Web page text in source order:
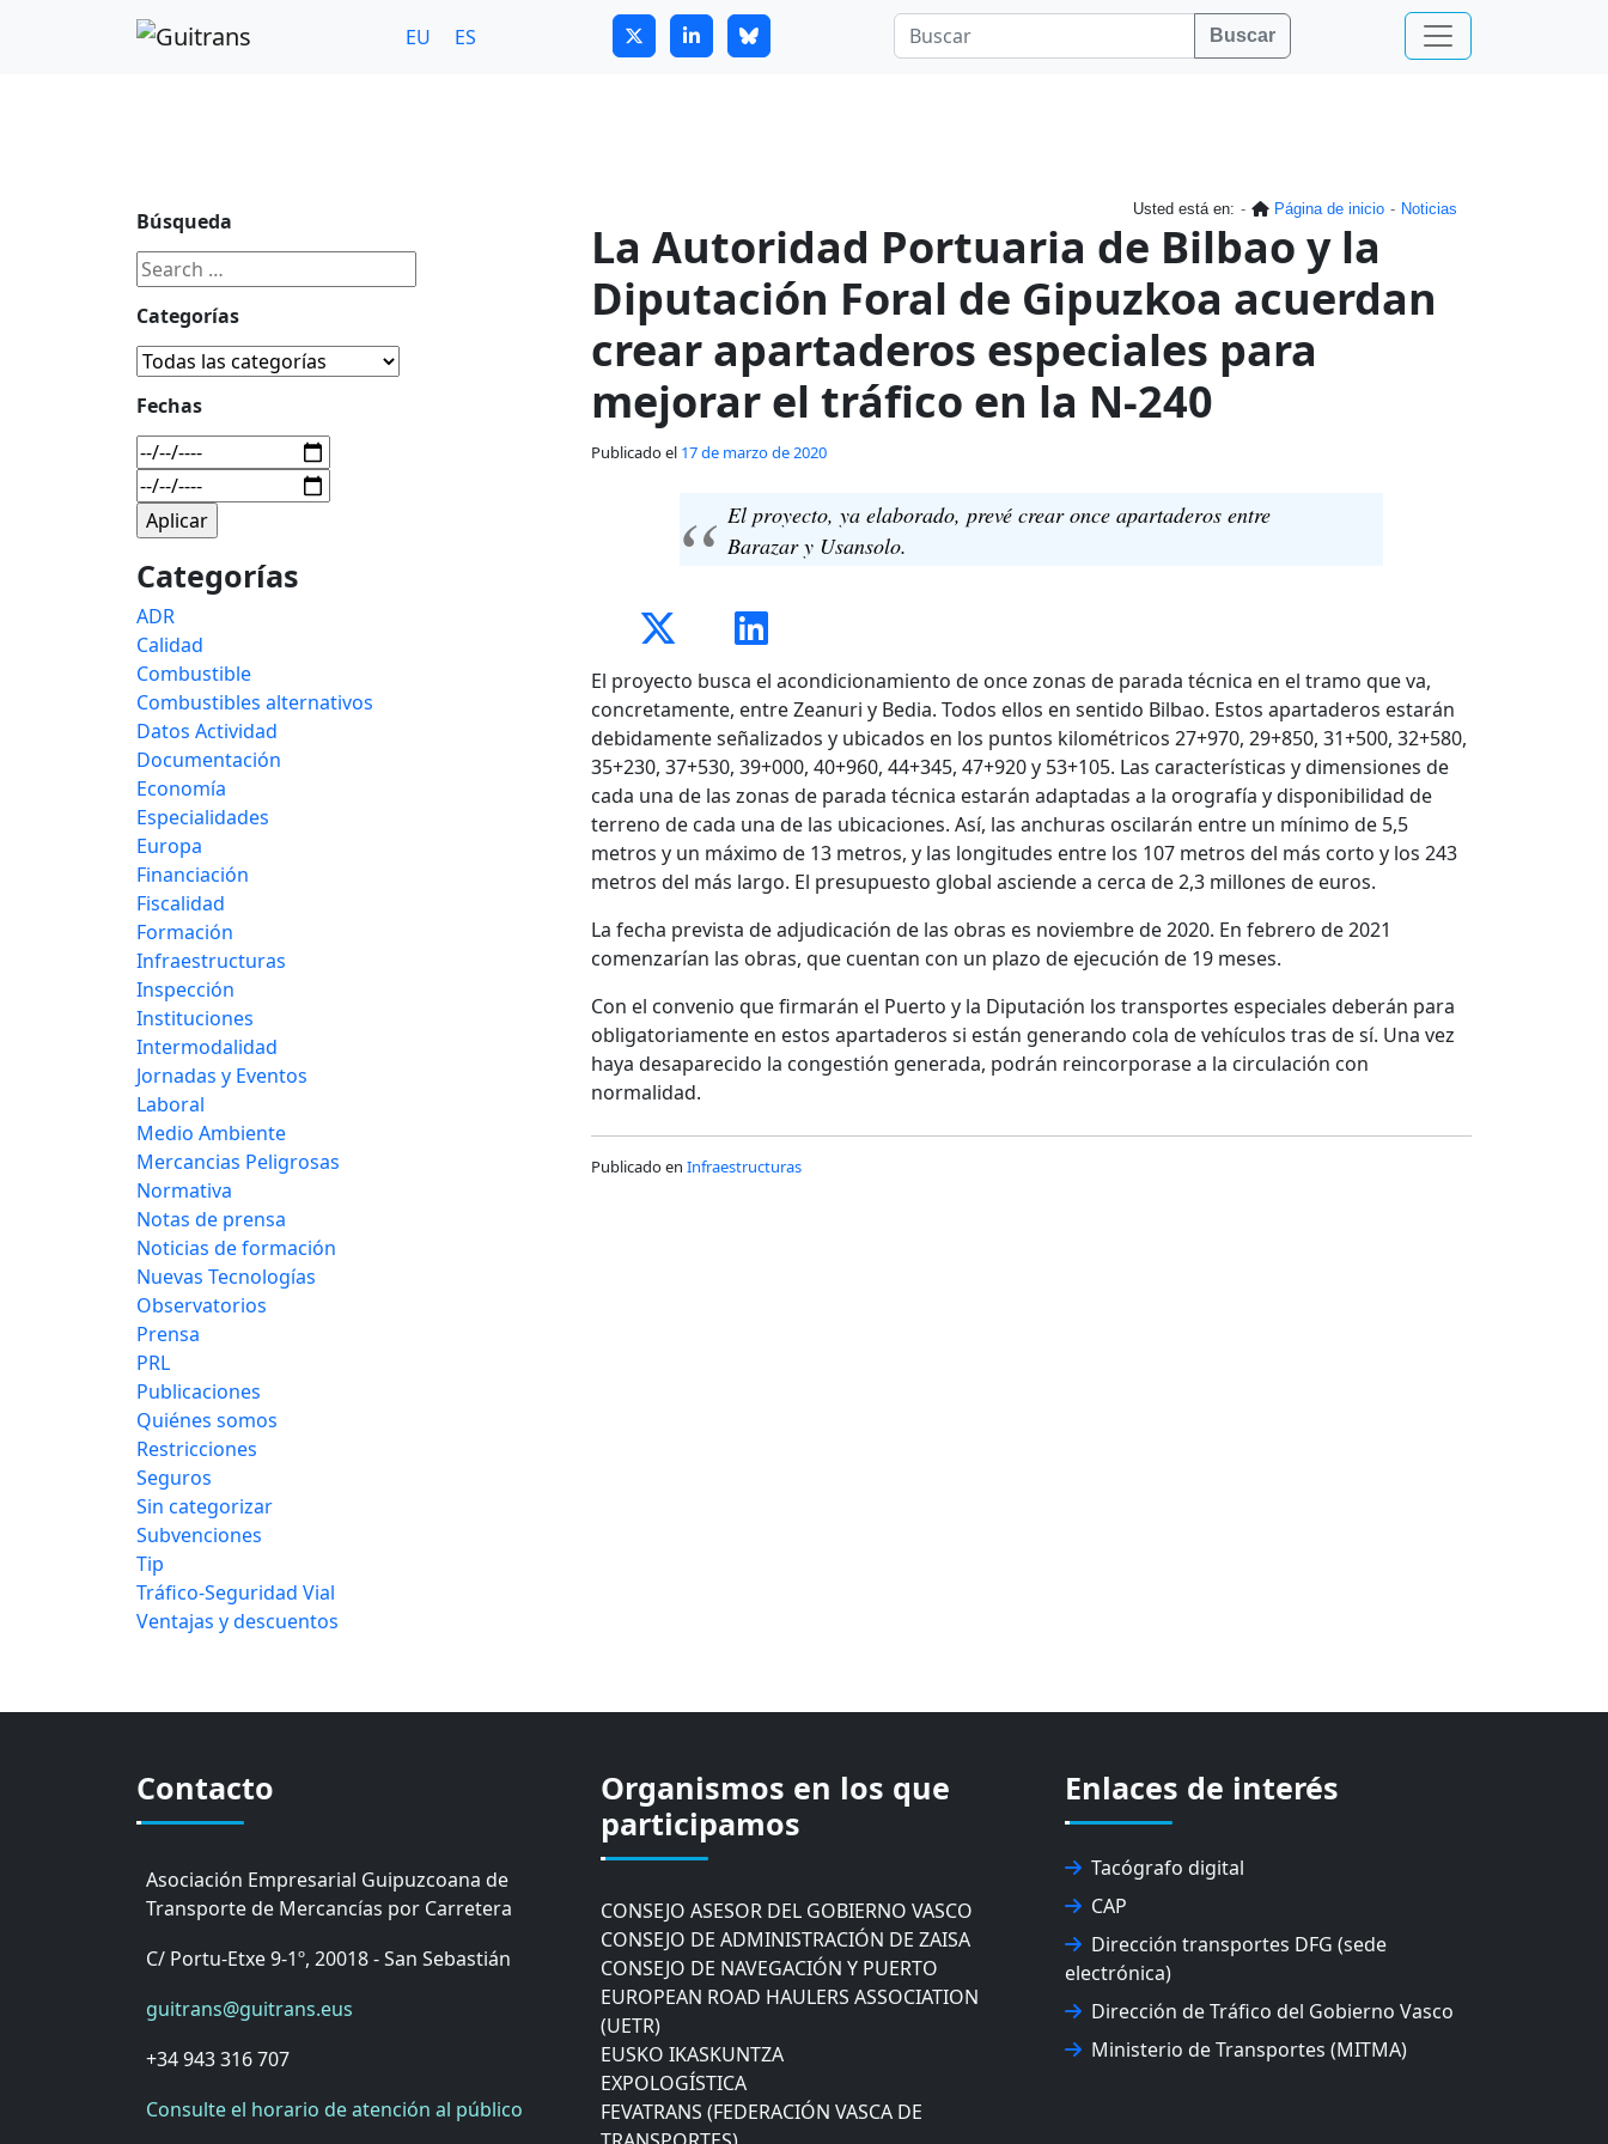
Continuar al contenido principal
C/ Portu-Etxe 9-1º, 20018-San Sebastián 943 31 67 07 guitrans@guitrans.eus
EU ES Buscar
Usted está en: Página de inicio Noticias
La Autoridad Portuaria de Bilbao y la
Diputación Foral de Gipuzkoa acuerdan
crear apartaderos especiales para
mejorar el tráfico en la N-240
Publicado el 17 de marzo de 2020
El proyecto, ya elaborado, prevé crear once apartaderos entre
Barazar y Usansolo.
El proyecto busca el acondicionamiento de once zonas de parada técnica en el tramo que va,
concretamente, entre Zeanuri y Bedia. Todos ellos en sentido Bilbao. Estos apartaderos estarán
debidamente señalizados y ubicados en los puntos kilométricos 27+970, 29+850, 31+500, 32+580,
35+230, 37+530, 39+000, 40+960, 44+345, 47+920 y 53+105. Las características y dimensiones de
cada una de las zonas de parada técnica estarán adaptadas a la orografía y disponibilidad de
terreno de cada una de las ubicaciones. Así, las anchuras oscilarán entre un mínimo de 5,5
metros y un máximo de 13 metros, y las longitudes entre los 107 metros del más corto y los 243
metros del más largo. El presupuesto global asciende a cerca de 2,3 millones de euros.
La fecha prevista de adjudicación de las obras es noviembre de 2020. En febrero de 2021
comenzarían las obras, que cuentan con un plazo de ejecución de 19 meses.
Con el convenio que firmarán el Puerto y la Diputación los transportes especiales deberán para
obligatoriamente en estos apartaderos si están generando cola de vehículos tras de sí. Una vez
haya desaparecido la congestión generada, podrán reincorporase a la circulación con
normalidad.
Publicado en Infraestructuras
Búsqueda
Categorías
Fechas
Categorías
ADR
Calidad
Combustible
Combustibles alternativos
Datos Actividad
Documentación
Economía
Especialidades
Europa
Financiación
Fiscalidad
Formación
Infraestructuras
Inspección
Instituciones
Intermodalidad
Jornadas y Eventos
Laboral
Medio Ambiente
Mercancias Peligrosas
Normativa
Notas de prensa
Noticias de formación
Nuevas Tecnologías
Observatorios
Prensa
PRL
Publicaciones
Quiénes somos
Restricciones
Seguros
Sin categorizar
Subvenciones
Tip
Tráfico-Seguridad Vial
Ventajas y descuentos
Contacto
Asociación Empresarial Guipuzcoana de
Transporte de Mercancías por Carretera
C/ Portu-Etxe 9-1º, 20018 - San Sebastián
guitrans@guitrans.eus
+34 943 316 707
Consulte el horario de atención al público
Organismos en los que
participamos
CÁMARA DE COMERCIO DE GIPUZKOA
COMISIÓN ASESORA DE MOVILIDAD DEL
AYUNTAMIENTO DE DONOSTIA
CONSEJO ASESOR DEL GOBIERNO VASCO
CONSEJO DE ADMINISTRACIÓN DE ZAISA
CONSEJO DE NAVEGACIÓN Y PUERTO
EUROPEAN ROAD HAULERS ASSOCIATION
(UETR)
EUSKO IKASKUNTZA
EXPOLOGÍSTICA
FEVATRANS (FEDERACIÓN VASCA DE
TRANSPORTES)
Enlaces de interés
Tacógrafo digital
CAP
Dirección transportes DFG (sede
electrónica)
Dirección de Tráfico del Gobierno Vasco
Ministerio de Transportes (MITMA)